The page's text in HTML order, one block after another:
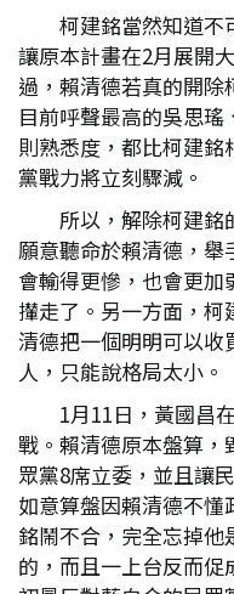
柯建銘當然知道不
讓原本計畫在2月展開
過，賴清德若真的開除
目前呼聲最高的吳思
則熟悉度，都比柯建
黨戰力將立刻驟減。
所以，解除柯建銘
願意聽命於賴清德，
會輸得更慘，也會更
攆走了。另一方面，
清德把一個明明可以
人，只能說格局太小。
1月11日，黃國昌
戰。賴清德原本盤算，
眾黨8席立委，並且讓
如意算盤因賴清德不
銘鬧不合，完全忘掉
的，而且一上台反而